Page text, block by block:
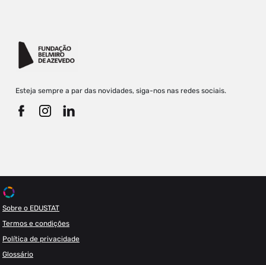
Esteja sempre a par das novidades, siga-nos nas redes sociais.
Sobre o EDUSTAT
Termos e condições
Política de privacidade
Glossário